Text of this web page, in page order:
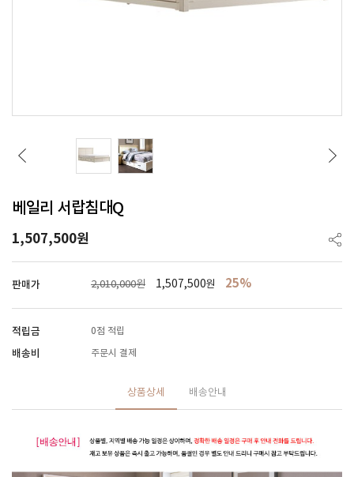
베일리 서랍침대Q
1,507,500원
판매가 2,010,000원 1,507,500원 25%
적립금 0점 적립
배송비 주문시 결제
상품상세 배송안내